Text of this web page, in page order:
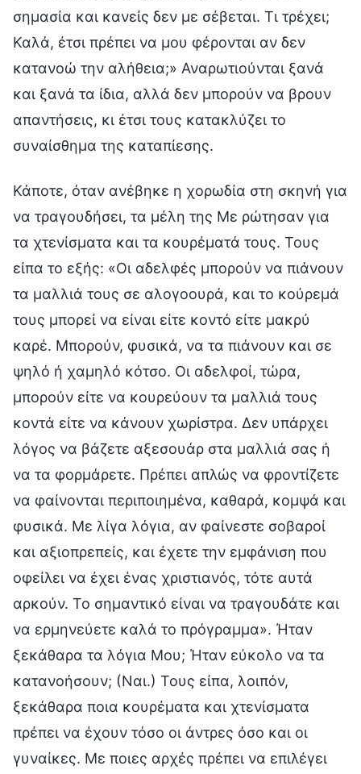
σημασία και κανείς δεν με σέβεται. Τι τρέχει;
Καλά, έτσι πρέπει να μου φέρονται αν δεν
κατανοώ την αλήθεια;» Αναρωτιούνται ξανά
και ξανά τα ίδια, αλλά δεν μπορούν να βρουν
απαντήσεις, κι έτσι τους κατακλύζει το
συναίσθημα της καταπίεσης.
Κάποτε, όταν ανέβηκε η χορωδία στη σκηνή για
να τραγουδήσει, τα μέλη της Με ρώτησαν για
τα χτενίσματα και τα κουρέματά τους. Τους
είπα το εξής: «Οι αδελφές μπορούν να πιάνουν
τα μαλλιά τους σε αλογοουρά, και το κούρεμά
τους μπορεί να είναι είτε κοντό είτε μακρύ
καρέ. Μπορούν, φυσικά, να τα πιάνουν και σε
ψηλό ή χαμηλό κότσο. Οι αδελφοί, τώρα,
μπορούν είτε να κουρεύουν τα μαλλιά τους
κοντά είτε να κάνουν χωρίστρα. Δεν υπάρχει
λόγος να βάζετε αξεσουάρ στα μαλλιά σας ή
να τα φορμάρετε. Πρέπει απλώς να φροντίζετε
να φαίνονται περιποιημένα, καθαρά, κομψά και
φυσικά. Με λίγα λόγια, αν φαίνεστε σοβαροί
και αξιοπρεπείς, και έχετε την εμφάνιση που
οφείλει να έχει ένας χριστιανός, τότε αυτά
αρκούν. Το σημαντικό είναι να τραγουδάτε και
να ερμηνεύετε καλά το πρόγραμμα». Ήταν
ξεκάθαρα τα λόγια Μου; Ήταν εύκολο να τα
κατανοήσουν; (Ναι.) Τους είπα, λοιπόν,
ξεκάθαρα ποια κουρέματα και χτενίσματα
πρέπει να έχουν τόσο οι άντρες όσο και οι
γυναίκες. Με ποιες αρχές πρέπει να επιλέγει